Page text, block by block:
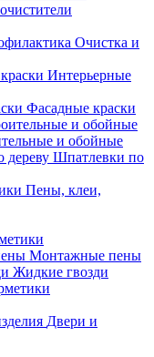
Очистка и
Интерьерные
Фасадные краски
и обойные
Шпатлевки по
Пены, клеи,
Монтажные пены
Жидкие гвозди
Двери и